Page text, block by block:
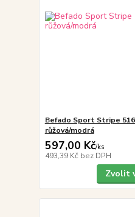
Befado Sport Stripe
růžová/modrá
597,00 Kč/ks
493,39 Kč bez DPH
Zvolit